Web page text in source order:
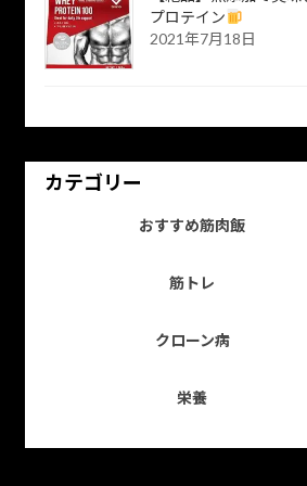
プロテイン
2021年7月18日
カテゴリー
おすすめ筋肉飯
筋トレ
クローン病
栄養